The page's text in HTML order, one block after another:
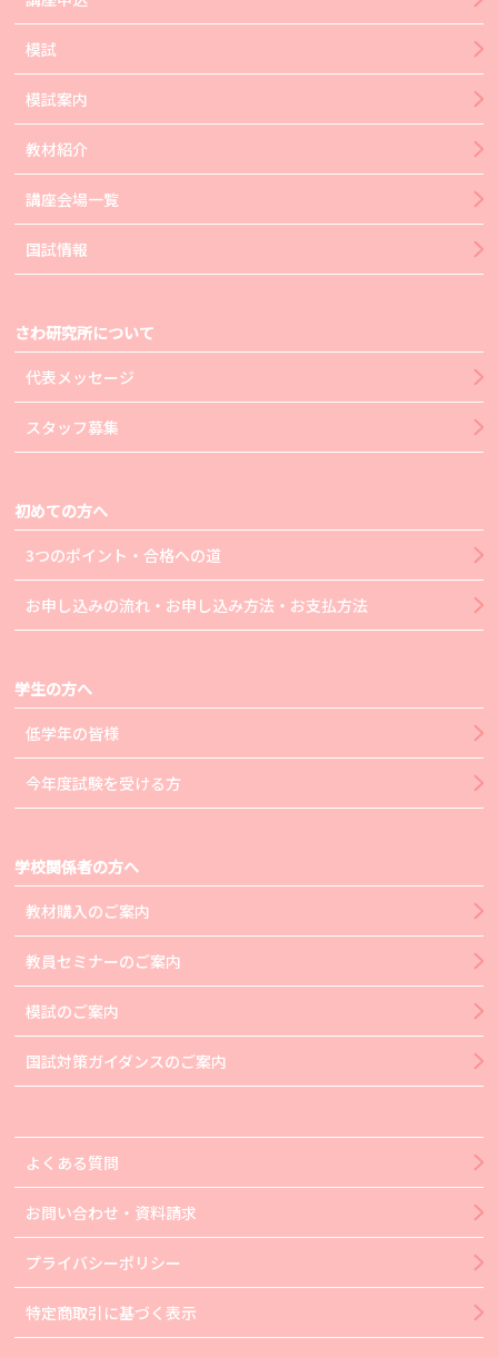
模試
模試案内
教材紹介
講座会場一覧
国試情報
さわ研究所について
代表メッセージ
スタッフ募集
初めての方へ
3つのポイント・合格への道
お申し込みの流れ・お申し込み方法・お支払方法
学生の方へ
低学年の皆様
今年度試験を受ける方
学校関係者の方へ
教材購入のご案内
教員セミナーのご案内
模試のご案内
国試対策ガイダンスのご案内
よくある質問
お問い合わせ・資料請求
プライバシーポリシー
特定商取引に基づく表示